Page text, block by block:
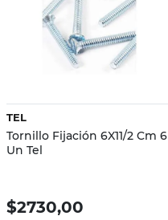
Vista rápida
TEL
Tornillo Fijación 6X11/2 Cm 6
Un Tel
$2730,00